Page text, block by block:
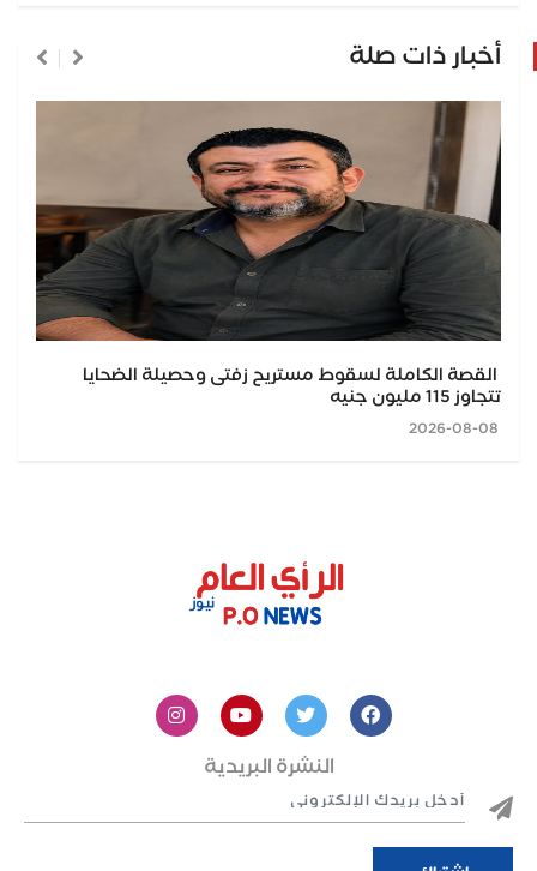
أخبار ذات صلة
القصة الكاملة لسقوط مستريح زفتى وحصيلة الضحايا
تتجاوز 115 مليون جنيه
النشرة البريدية